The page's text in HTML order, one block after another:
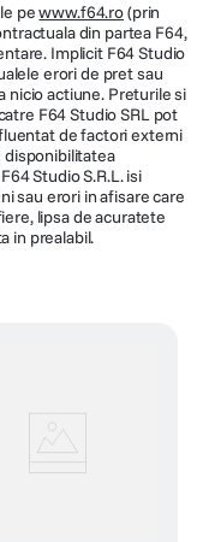
pewww.f64.ro(prin
din partea F64,
Implicit F64 Studio
erori de pret sau
nicio actiune. Preturile si
F64 Studio SRL pot
de factori externi
disponibilitatea
Studio S.R.L. isi
sau erori in afisare care
lipsa de acuratete
in prealabil.